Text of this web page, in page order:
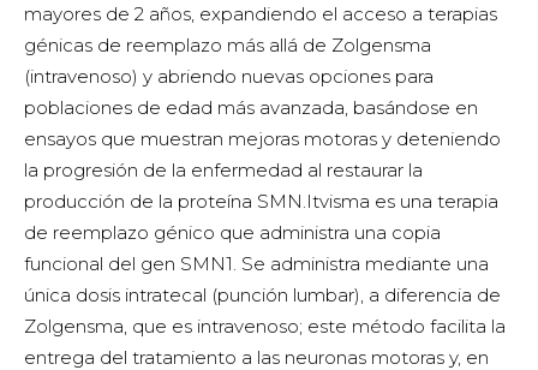
mayores de 2 años, expandiendo el acceso a terapias
génicas de reemplazo más allá de Zolgensma
(intravenoso) y abriendo nuevas opciones para
poblaciones de edad más avanzada, basándose en
ensayos que muestran mejoras motoras y deteniendo
la progresión de la enfermedad al restaurar la
producción de la proteína SMN.Itvisma es una terapia
de reemplazo génico que administra una copia
funcional del gen SMN1. Se administra mediante una
única dosis intratecal (punción lumbar), a diferencia de
Zolgensma, que es intravenoso; este método facilita la
entrega del tratamiento a las neuronas motoras y, en